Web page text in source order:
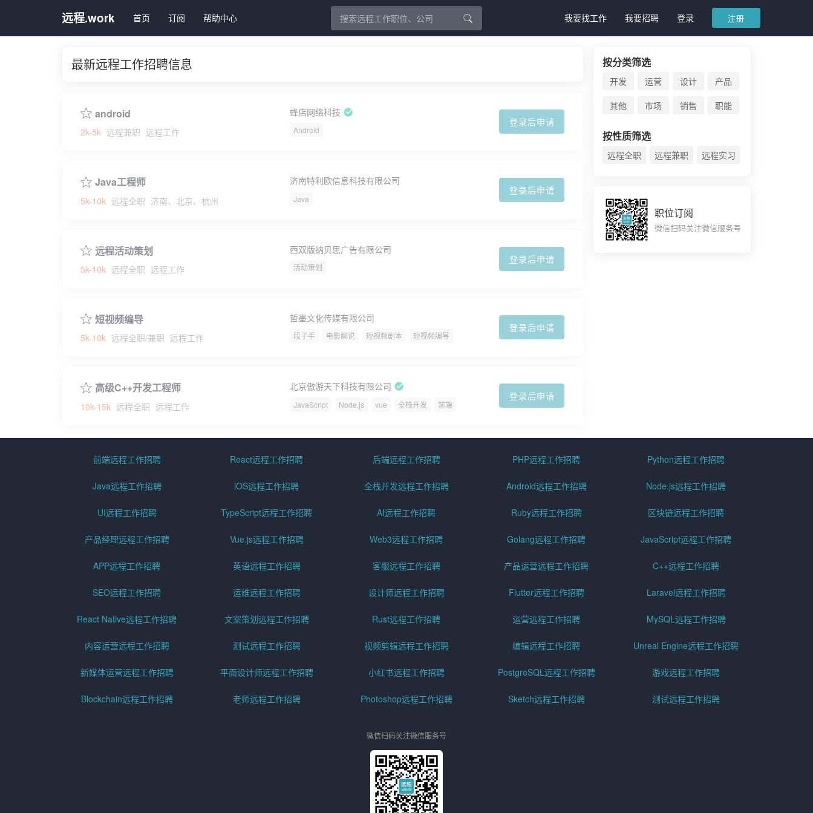
远程.work 首页 订阅 帮助中心 我要找工作 我要招聘 登录 注册
最新远程工作招聘信息
android
2k-5k 远程兼职 远程工作
蜂店网络科技
Android
登录后申请
Java工程师
5k-10k 远程全职 济南、北京、杭州
济南特利欧信息科技有限公司
Java
登录后申请
远程活动策划
5k-10k 远程全职 远程工作
西双版纳贝思广告有限公司
活动策划
登录后申请
短视频编导
5k-10k 远程全职/兼职 远程工作
哲墨文化传媒有限公司
段子手 电影解说 短视频剧本 短视频编导
登录后申请
高级C++开发工程师
10k-15k 远程全职 远程工作
北京傲游天下科技有限公司
JavaScript Node.js vue 全栈开发 前端
登录后申请
按分类筛选
开发 运营 设计
产品
其他
市场 销售 职能
按性质筛选
远程全职 远程兼职 远程实习
职位订阅
微信扫码关注微信服务号
前端远程工作招聘 React远程工作招聘 后端远程工作招聘 PHP远程工作招聘 Python远程工作招聘
Java远程工作招聘 iOS远程工作招聘 全栈开发远程工作招聘 Android远程工作招聘 Node.js远程工作招聘
UI远程工作招聘 TypeScript远程工作招聘 AI远程工作招聘 Ruby远程工作招聘 区块链远程工作招聘
产品经理远程工作招聘 Vue.js远程工作招聘 Web3远程工作招聘 Golang远程工作招聘 JavaScript远程工作招聘
APP远程工作招聘 英语远程工作招聘 客服远程工作招聘 产品运营远程工作招聘 C++远程工作招聘
SEO远程工作招聘 运维远程工作招聘 设计师远程工作招聘 Flutter远程工作招聘 Laravel远程工作招聘
React Native远程工作招聘 文案策划远程工作招聘 Rust远程工作招聘 运营远程工作招聘 MySQL远程工作招聘
内容运营远程工作招聘 测试远程工作招聘 视频剪辑远程工作招聘 编辑远程工作招聘 Unreal Engine远程工作招聘
新媒体运营远程工作招聘 平面设计师远程工作招聘 小红书远程工作招聘 PostgreSQL远程工作招聘 游戏远程工作招聘
Blockchain远程工作招聘 老师远程工作招聘 Photoshop远程工作招聘 Sketch远程工作招聘 测试远程工作招聘
微信扫码关注微信服务号